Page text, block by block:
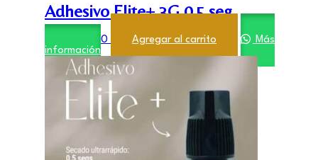
Adhesivo Elite+ 3G 0,5 seg
22.000,00 Agregar al carrito
Más
información